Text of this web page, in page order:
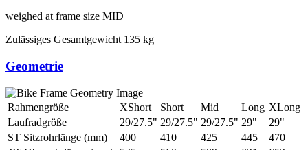
weighed at frame size MID
Zulässiges Gesamtgewicht 135 kg
Geometrie
Rahmengröße XShort Short Mid Long XLong
Laufradgröße
29/27.5" 29/27.5" 29/27.5" 29"
29"
ST Sitzrohrlänge (mm)
400 410 425 445
470